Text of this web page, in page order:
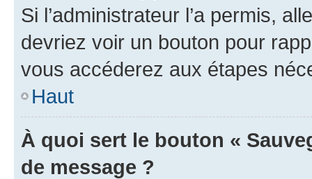
Si l’administrateur l’a permis,
devriez voir un bouton pour
vous accéderez aux étapes
Haut
À quoi sert le bouton «
de message ?